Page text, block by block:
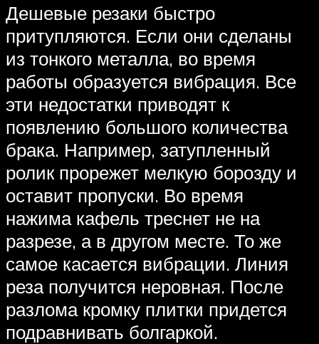
Дешевые резаки быстро
притупляются. Если они сделаны
из тонкого металла, во время
работы образуется вибрация. Все
эти недостатки приводят к
появлению большого количества
брака. Например, затупленный
ролик прорежет мелкую борозду и
оставит пропуски. Во время
нажима кафель треснет не на
разрезе, а в другом месте. То же
самое касается вибрации. Линия
реза получится неровная. После
разлома кромку плитки придется
подравнивать болгаркой.